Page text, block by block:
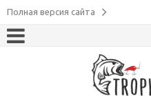
Полная версия сайта